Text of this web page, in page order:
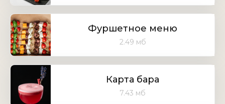
Фуршетное меню
2.49 мб
Карта бара
7.43 мб